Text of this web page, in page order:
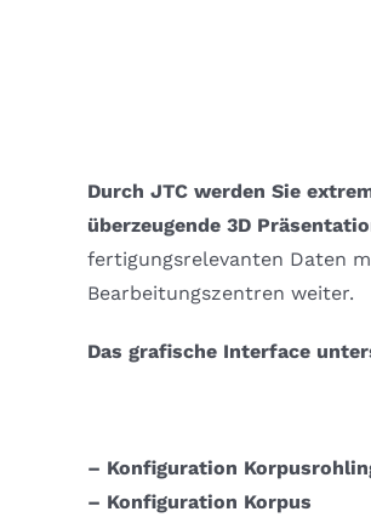
Durch JTC werden Sie
überzeugende 3D
fertigungsrelevanten Daten
Bearbeitungszentren weiter.
Das grafische Interface
– Konfiguration
– Konfiguration Korpus